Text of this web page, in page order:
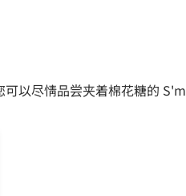
以尽情品尝夹着棉花糖的